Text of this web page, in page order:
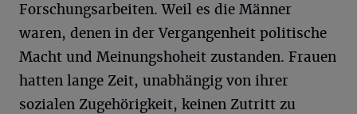
Forschungsarbeiten. Weil es die Männer
waren, denen in der Vergangenheit politische
Macht und Meinungshoheit zustanden. Frauen
hatten lange Zeit, unabhängig von ihrer
sozialen Zugehörigkeit, keinen Zutritt zu